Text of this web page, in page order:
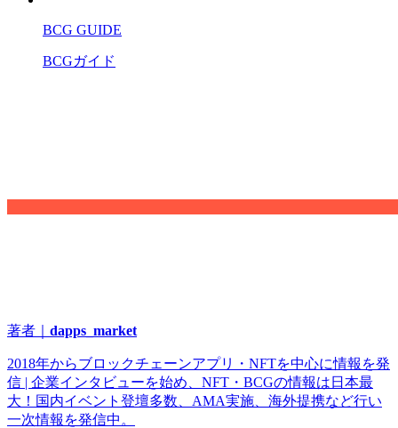
BCG GUIDE
BCGガイド
著者｜ dapps_market
2018年からブロックチェーンアプリ・NFTを中心に情報を発
信 | 企業インタビューを始め、NFT・BCGの情報は日本最
大！国内イベント登壇多数、AMA実施、海外提携など行い
一次情報を発信中。